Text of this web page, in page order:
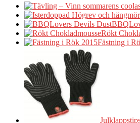
Rökt
Fästning i